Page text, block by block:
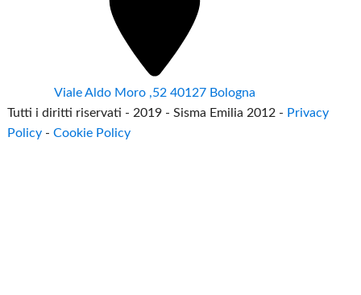
Viale Aldo Moro ,52 40127 Bologna
Tutti i diritti riservati - 2019 - Sisma Emilia 2012 - Privacy
Policy -Cookie Policy